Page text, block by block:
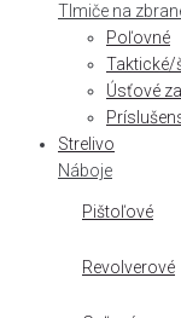
Tlmiče na
Poľovné
Taktické/
Úsťové
Strelivo
Náboje
Pištoľové
Revolverové